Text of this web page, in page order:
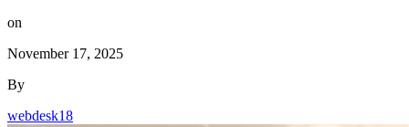
on
November 17, 2025
By
webdesk18